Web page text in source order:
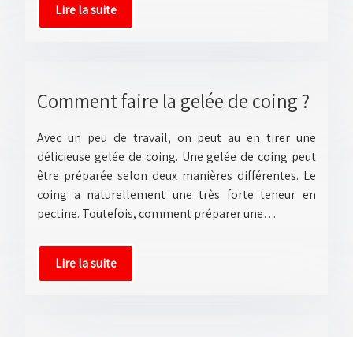
Lire la suite
Comment faire la gelée de coing ?
Avec un peu de travail, on peut au en tirer une
délicieuse gelée de coing. Une gelée de coing peut
être préparée selon deux manières différentes. Le
coing a naturellement une très forte teneur en
pectine. Toutefois, comment préparer une…
Lire la suite